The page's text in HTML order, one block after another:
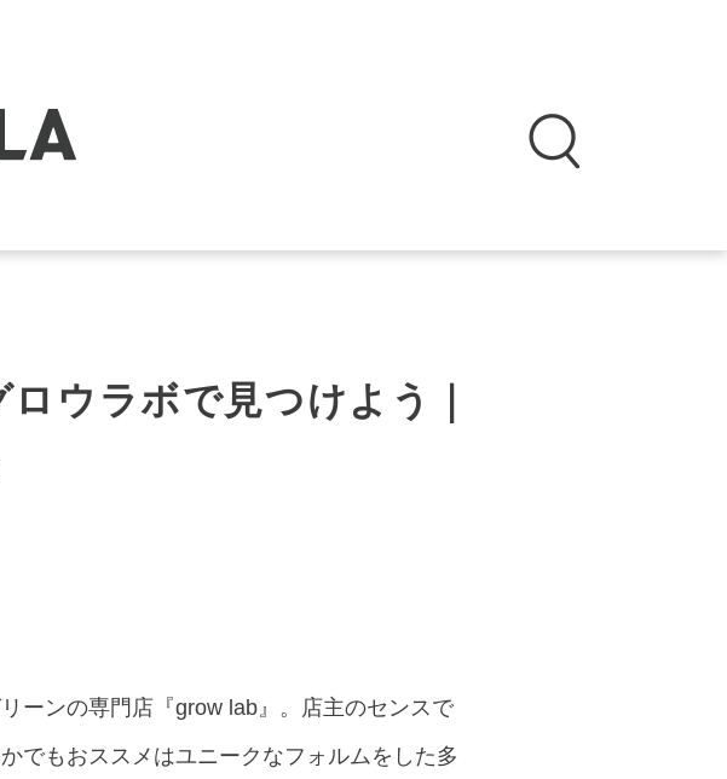
ウラボで見つけよう｜
ーンの専門店『grow lab』。店主のセンスで
でもおススメはユニークなフォルムをした多